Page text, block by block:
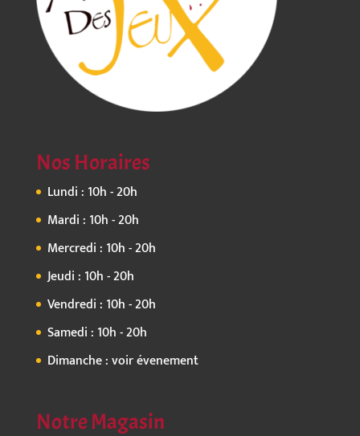
Nos Horaires
Lundi : 10h - 20h
Mardi : 10h - 20h
Mercredi : 10h - 20h
Jeudi : 10h - 20h
Vendredi : 10h - 20h
Samedi : 10h - 20h
Dimanche : voir évenement
Notre Magasin